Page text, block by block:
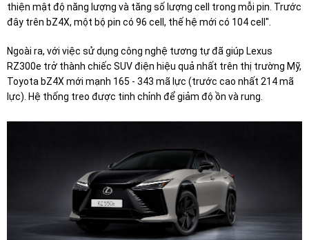
thiện mật độ năng lượng và tăng số lượng cell trong mỗi pin. Trước
đây trên bZ4X, một bộ pin có 96 cell, thế hệ mới có 104 cell".
Ngoài ra, với việc sử dụng công nghệ tương tự đã giúp Lexus
RZ300e trở thành chiếc SUV điện hiệu quả nhất trên thị trường Mỹ,
Toyota bZ4X mới mạnh 165 - 343 mã lực (trước cao nhất 214 mã
lực). Hệ thống treo được tinh chỉnh để giảm độ ồn và rung.